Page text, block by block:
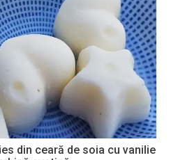
din ceară de soia cu vanilie